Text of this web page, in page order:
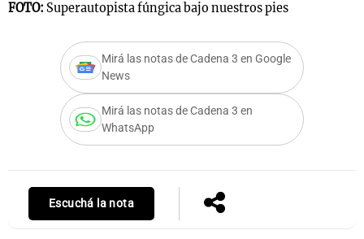
FOTO: Superautopista fúngica bajo nuestros pies
Mirá las notas de Cadena 3 en Google
News
Mirá las notas de Cadena 3 en
WhatsApp
Escuchá la nota